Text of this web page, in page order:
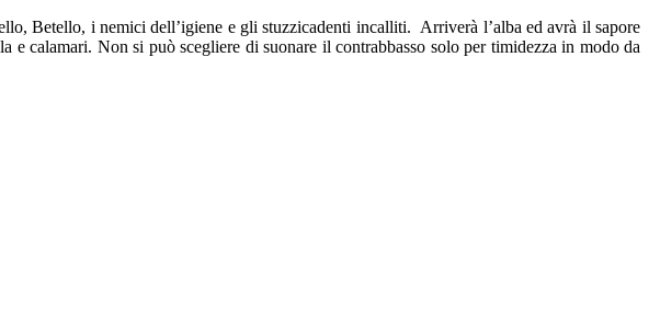
Betello, i nemici dell’igiene e gli stuzzicadenti incalliti. Arriverà l’alba ed avrà il sapore
calamari. Non si può scegliere di suonare il contrabbasso solo per timidezza in modo da